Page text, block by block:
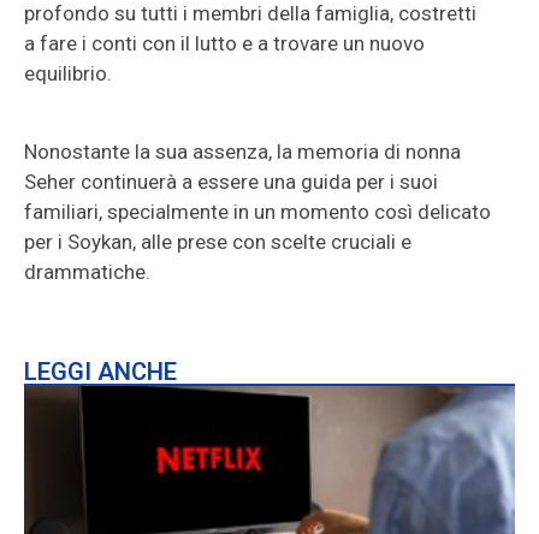
profondo su tutti i membri della famiglia, costretti
a fare i conti con il lutto e a trovare un nuovo
equilibrio.
Nonostante la sua assenza, la memoria di nonna
Seher continuerà a essere una guida per i suoi
familiari, specialmente in un momento così delicato
per i Soykan, alle prese con scelte cruciali e
drammatiche.
LEGGI ANCHE